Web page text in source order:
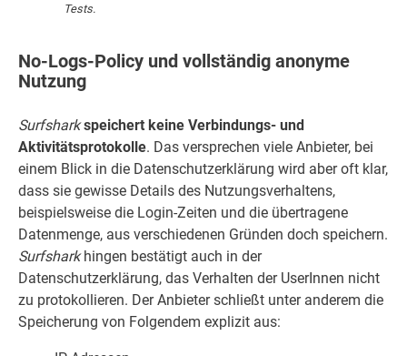
Tests.
No-Logs-Policy und vollständig anonyme
Nutzung
Surfshark speichert keine Verbindungs- und
Aktivitätsprotokolle. Das versprechen viele Anbieter, bei
einem Blick in die Datenschutzerklärung wird aber oft klar,
dass sie gewisse Details des Nutzungsverhaltens,
beispielsweise die Login-Zeiten und die übertragene
Datenmenge, aus verschiedenen Gründen doch speichern.
Surfsharkhingen bestätigt auch in der
Datenschutzerklärung, das Verhalten der UserInnen nicht
zu protokollieren. Der Anbieter schließt unter anderem die
Speicherung von Folgendem explizit aus: